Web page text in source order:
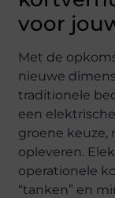
voor
Met de
nieuwe
traditionele
een
groene keuze,
opleveren.
operationele
“tanken” en